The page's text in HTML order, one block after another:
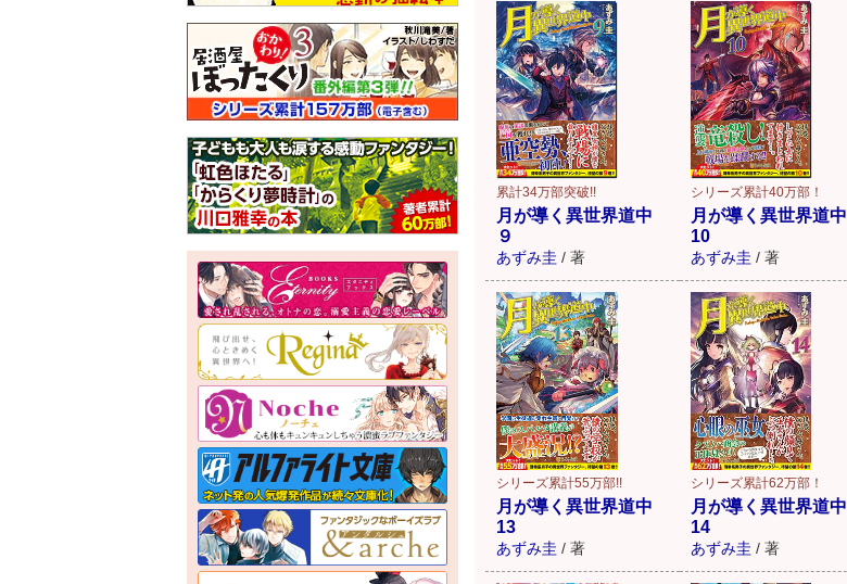
累計34万部突破!!
月が導く異世界道中
９
あずみ圭 / 著
シリーズ累計40万部！
月が導く異世界道中
10
あずみ圭 / 著
シリーズ累計55万部!!
月が導く異世界道中
13
あずみ圭 / 著
シリーズ累計62万部！
月が導く異世界道中
14
あずみ圭 / 著